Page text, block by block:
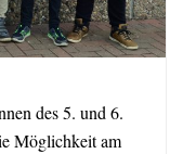
des 5. und 6.
Möglichkeit am